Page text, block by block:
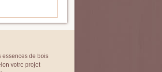
essences de bois
votre projet